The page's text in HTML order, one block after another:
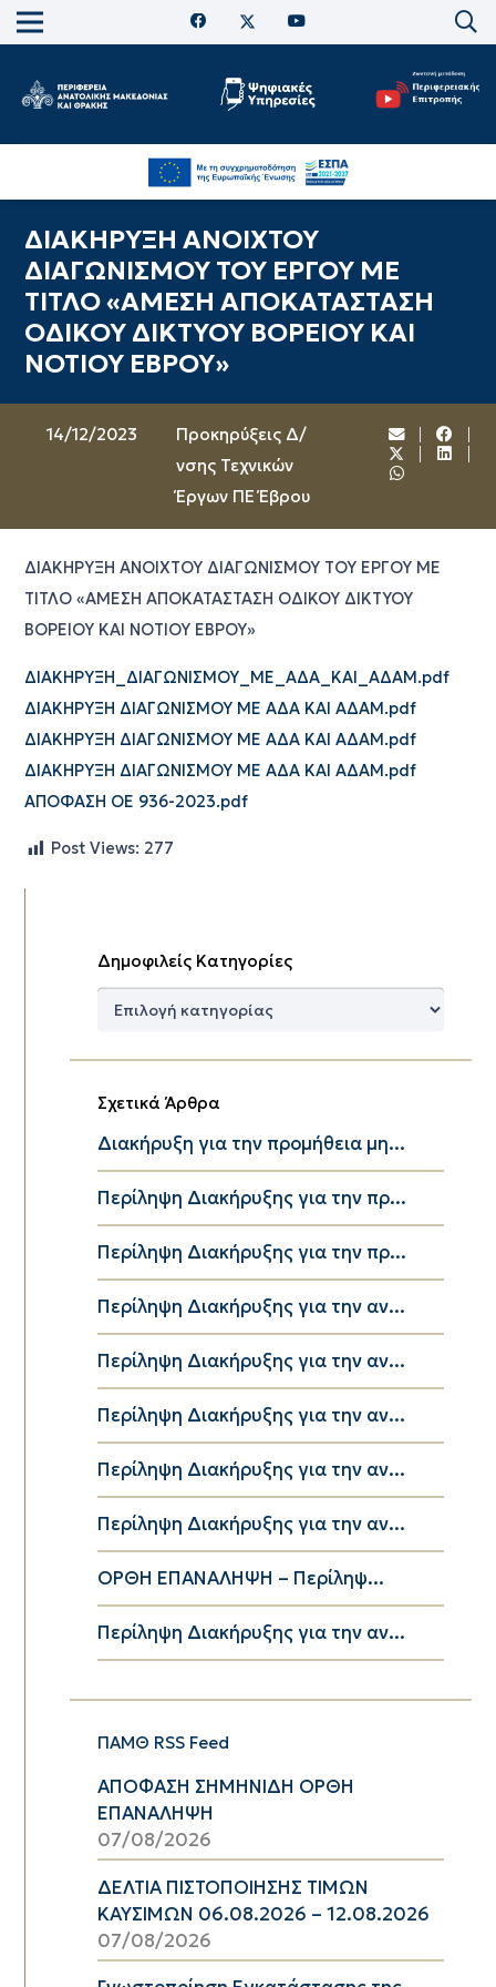
ΔΙΑΚΗΡΥΞΗ ΑΝΟΙΧΤΟΥ
ΔΙΑΓΩΝΙΣΜΟΥ ΤΟΥ ΕΡΓΟΥ ΜΕ
ΤΙΤΛΟ «ΑΜΕΣΗ ΑΠΟΚΑΤΑΣΤΑΣΗ
ΟΔΙΚΟΥ ΔΙΚΤΥΟΥ ΒΟΡΕΙΟΥ ΚΑΙ
ΝΟΤΙΟΥ ΕΒΡΟΥ»
14/12/2023
Προκηρύξεις Δ/
νσης Τεχνικών
Έργων ΠΕ Έβρου
ΔΙΑΚΗΡΥΞΗ ΑΝΟΙΧΤΟΥ ΔΙΑΓΩΝΙΣΜΟΥ ΤΟΥ ΕΡΓΟΥ ΜΕ
ΤΙΤΛΟ «ΑΜΕΣΗ ΑΠΟΚΑΤΑΣΤΑΣΗ ΟΔΙΚΟΥ ΔΙΚΤΥΟΥ
ΒΟΡΕΙΟΥ ΚΑΙ ΝΟΤΙΟΥ ΕΒΡΟΥ»
ΔΙΑΚΗΡΥΞΗ_ΔΙΑΓΩΝΙΣΜΟΥ_ΜΕ_ΑΔΑ_ΚΑΙ_ΑΔΑΜ.pdf
ΔΙΑΚΗΡΥΞΗ ΔΙΑΓΩΝΙΣΜΟΥ ΜΕ ΑΔΑ ΚΑΙ ΑΔΑΜ.pdf
ΔΙΑΚΗΡΥΞΗ ΔΙΑΓΩΝΙΣΜΟΥ ΜΕ ΑΔΑ ΚΑΙ ΑΔΑΜ.pdf
ΔΙΑΚΗΡΥΞΗ ΔΙΑΓΩΝΙΣΜΟΥ ΜΕ ΑΔΑ ΚΑΙ ΑΔΑΜ.pdf
ΑΠΟΦΑΣΗ ΟΕ 936-2023.pdf
Post Views: 277
Δημοφιλείς Κατηγορίες
Δημοφιλείς
Σχετικά Άρθρα
Διακήρυξη για την προμήθεια μη...
Περίληψη Διακήρυξης για την πρ...
Περίληψη Διακήρυξης για την πρ...
Περίληψη Διακήρυξης για την αν...
Περίληψη Διακήρυξης για την αν...
Περίληψη Διακήρυξης για την αν...
Περίληψη Διακήρυξης για την αν...
Περίληψη Διακήρυξης για την αν...
ΟΡΘΗ ΕΠΑΝΑΛΗΨΗ – Περίληψ...
Περίληψη Διακήρυξης για την αν...
ΠΑΜΘ RSS Feed
ΑΠΟΦΑΣΗ ΣΗΜΗΝΙΔΗ ΟΡΘΗ
ΕΠΑΝΑΛΗΨΗ
07/08/2026
ΔΕΛΤΙΑ ΠΙΣΤΟΠΟΙΗΣΗΣ ΤΙΜΩΝ
ΚΑΥΣΙΜΩΝ 06.08.2026 – 12.08.2026
07/08/2026